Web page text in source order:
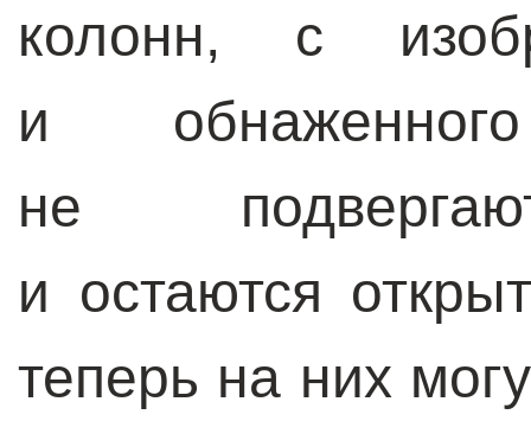
колонн, с
и
не
и остаются
теперь на них